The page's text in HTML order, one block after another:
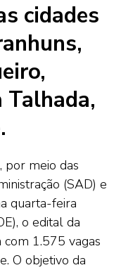
cidades
Talhada,
por meio das
(SAD) e
quarta-feira
o edital da
1.575 vagas
O objetivo da